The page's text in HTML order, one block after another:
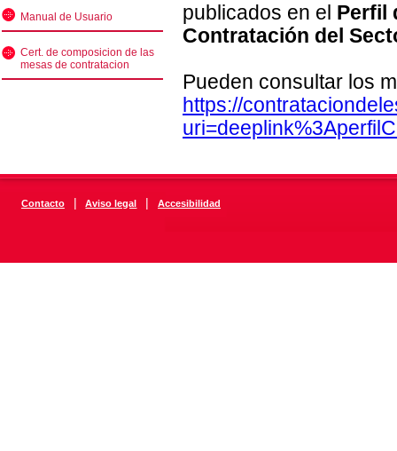
Manual de Usuario
Cert. de composicion de las
mesas de contratacion
publicados en el Perfil
Contratación del
Pueden consultar los
https://
Contacto | Aviso legal | Accesibilidad